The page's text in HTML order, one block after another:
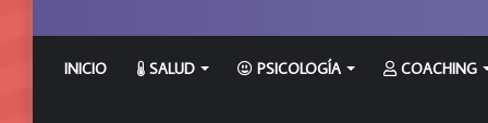
INICIO SALUD PSICOLOGÍA COACHING